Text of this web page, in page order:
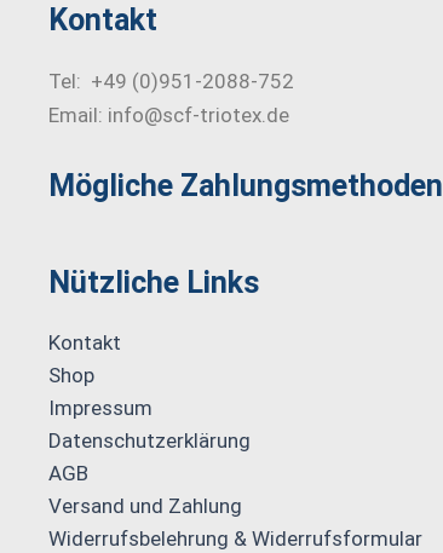
Kontakt
Tel: +49 (0)951-2088-752
Email: info@scf-triotex.de
Mögliche Zahlungs­methoden
Nützliche Links
Kontakt
Shop
Impressum
Datenschutzerklärung
AGB
Versand und Zahlung
Widerrufsbelehrung & Widerrufsformular